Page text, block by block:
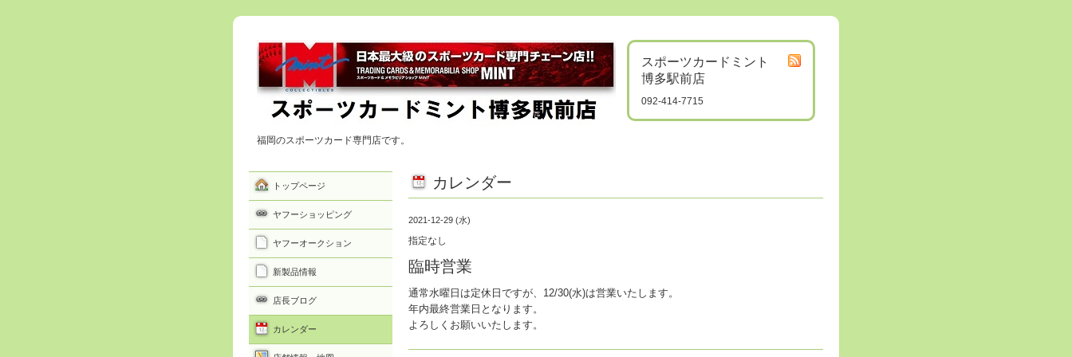
スポーツカードミント
博多駅前店
092-414-7715
福岡のスポーツカード専門店です。
カレンダー
2021-12-29 (水)
指定なし
臨時営業
通常水曜日は定休日ですが、12/30(水)は営業いたします。
年内最終営業日となります。
よろしくお願いいたします。
トップページ
ヤフーショッピング
ヤフーオークション
新製品情報
店長ブログ
カレンダー